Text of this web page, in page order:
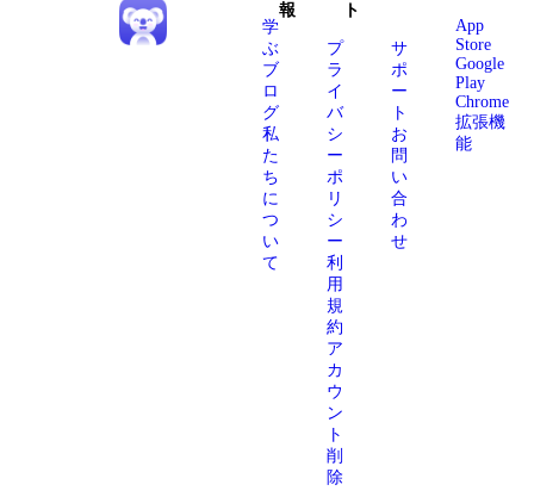
学
ぶ
ブ
ロ
グ
私
た
ち
に
つ
い
て
報
プ
ラ
イ
バ
シ
ー
ポ
リ
シ
ー
利
用
規
約
ア
カ
ウ
ン
ト
削
除
ト
サ
ポ
ー
ト
お
問
い
合
わ
せ
App
Store
Google
Play
Chrome
拡張機
能